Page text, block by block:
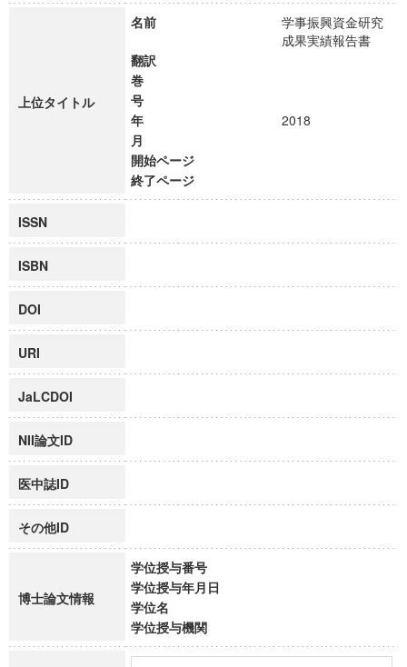
上位タイトル
名前
学事振興資金研究
成果実績報告書
翻訳
巻
号
年
2018
月
開始ページ
終了ページ
ISSN
ISBN
DOI
URI
JaLCDOI
NII論文ID
医中誌ID
その他ID
博士論文情報
学位授与番号
学位授与年月日
学位名
学位授与機関